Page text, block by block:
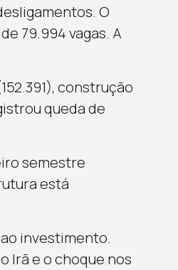
O
79.994 vagas. A
construção
queda de
semestre
está
investimento.
Irã e o choque nos